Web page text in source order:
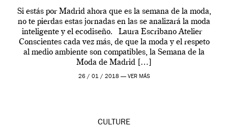
Si estás por Madrid ahora que es la semana de la moda,
no te pierdas estas jornadas en las se analizará la moda
inteligente y el ecodiseño. Laura Escribano Atelier
Conscientes cada vez más, de que la moda y el respeto
al medio ambiente son compatibles, la Semana de la
Moda de Madrid […]
26 / 01 / 2018 — VER MÁS
CULTURE